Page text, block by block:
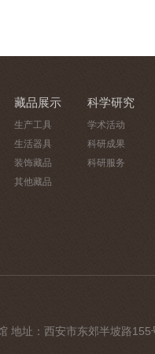
藏品展示
生产工具
生活器具
装饰藏品
其他藏品
科学研究
学术活动
科研成果
科研服务
地址：西安市东郊半坡路